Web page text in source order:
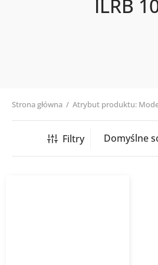
ILRB
Strona główna / Atrybut produktu:
Filtry